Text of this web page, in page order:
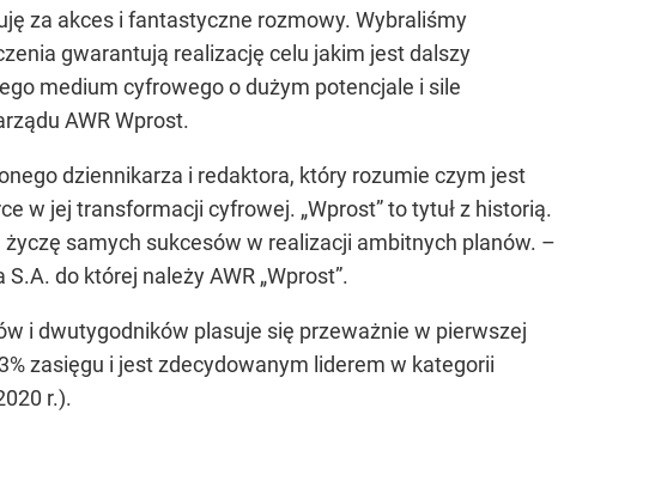
za akces i fantastyczne rozmowy. Wybraliśmy
gwarantują realizację celu jakim jest dalszy
medium cyfrowego o dużym potencjale i sile
AWR Wprost.
dziennikarza i redaktora, który rozumie czym jest
w jej transformacji cyfrowej. „Wprost” to tytuł z historią.
samych sukcesów w realizacji ambitnych planów. –
do której należy AWR „Wprost”.
i dwutygodników plasuje się przeważnie w pierwszej
zasięgu i jest zdecydowanym liderem w kategorii
r.).